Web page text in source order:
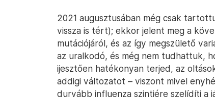
2021 augusztusában még csak
vissza is tért); ekkor jelent meg a
mutációjáról, és az így megszülető
az uralkodó, és még nem tudhattuk,
ijesztően hatékonyan terjed, az
addigi változatot – viszont mivel
durvább influenza szintjére szelídíti a